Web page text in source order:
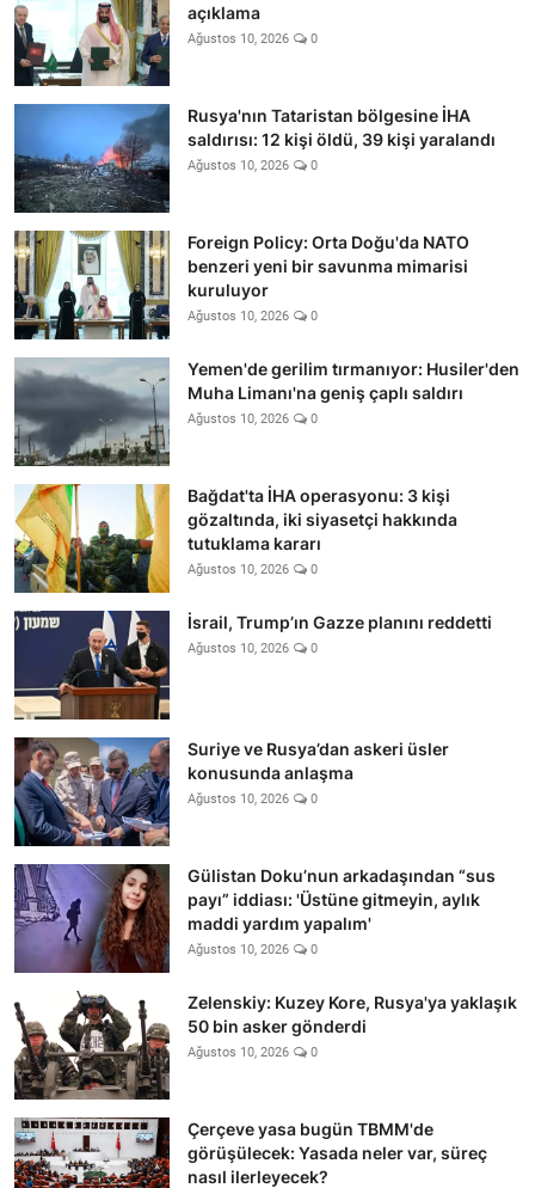
açıklama
Ağustos 10, 2026 0
Rusya'nın Tataristan bölgesine İHA
saldırısı: 12 kişi öldü, 39 kişi yaralandı
Ağustos 10, 2026 0
Foreign Policy: Orta Doğu'da NATO
benzeri yeni bir savunma mimarisi
kuruluyor
Ağustos 10, 2026 0
Yemen'de gerilim tırmanıyor: Husiler'den
Muha Limanı'na geniş çaplı saldırı
Ağustos 10, 2026 0
Bağdat'ta İHA operasyonu: 3 kişi
gözaltında, iki siyasetçi hakkında
tutuklama kararı
Ağustos 10, 2026 0
İsrail, Trump’ın Gazze planını reddetti
Ağustos 10, 2026 0
Suriye ve Rusya’dan askeri üsler
konusunda anlaşma
Ağustos 10, 2026 0
Gülistan Doku’nun arkadaşından “sus
payı” iddiası: 'Üstüne gitmeyin, aylık
maddi yardım yapalım'
Ağustos 10, 2026 0
Zelenskiy: Kuzey Kore, Rusya'ya yaklaşık
50 bin asker gönderdi
Ağustos 10, 2026 0
Çerçeve yasa bugün TBMM'de
görüşülecek: Yasada neler var, süreç
nasıl ilerleyecek?